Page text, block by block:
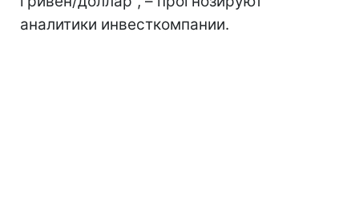
аналитики инвесткомпании.